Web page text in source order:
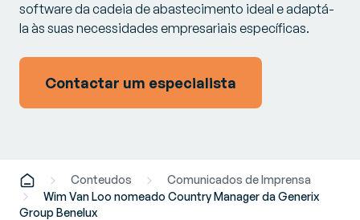
software da cadeia de abastecimento ideal e adaptá-
la às suas necessidades empresariais específicas.
Contactar um especialista
Conteudos
Comunicados de Imprensa
Wim Van Loo nomeado Country Manager da Generix
Group Benelux